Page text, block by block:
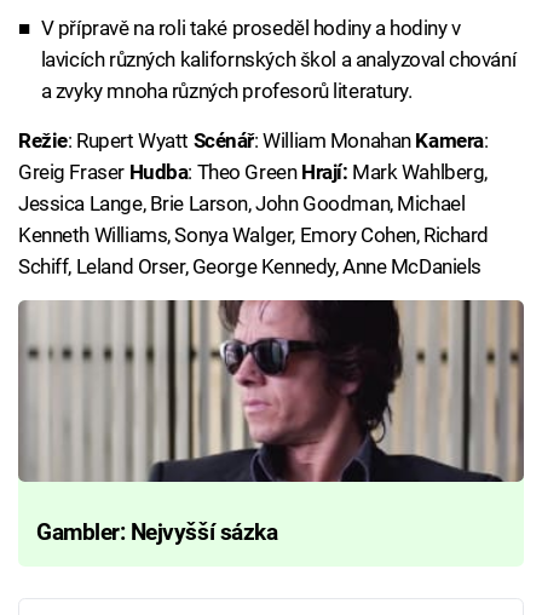
V přípravě na roli také proseděl hodiny a hodiny v
lavicích různých kalifornských škol a analyzoval chování
a zvyky mnoha různých profesorů literatury.
Režie: Rupert Wyatt Scénář: William Monahan Kamera:
Greig Fraser Hudba: Theo Green Hrají: Mark Wahlberg,
Jessica Lange, Brie Larson, John Goodman, Michael
Kenneth Williams, Sonya Walger, Emory Cohen, Richard
Schiff, Leland Orser, George Kennedy, Anne McDaniels
Gambler: Nejvyšší sázka